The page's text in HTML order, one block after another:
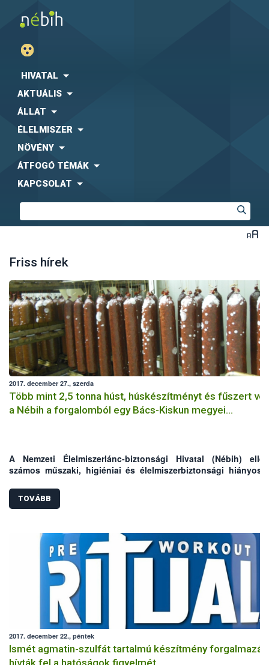
HIVATAL
AKTUÁLIS
ÁLLAT
ÉLELMISZER
NÖVÉNY
ÁTFOGÓ TÉMÁK
KAPCSOLAT
Friss hírek
2017. december 27., szerda
Több mint 2,5 tonna húst, húskészítményt és fűszert
a Nébih a forgalomból egy Bács-Kiskun megyei
A Nemzeti Élelmiszerlánc-biztonsági Hivatal (Nébih)
számos műszaki, higiéniai és élelmiszerbiztonsági
hatóság az ellenőrzés során 2580 kg hús, húskészítmény és
forgalomba hozatalát tiltotta meg, valamint elrendelte az
TOVÁBB
2017. december 22., péntek
Ismét agmatin-szulfát tartalmú készítmény
hívták fel a hatóságok figyelmét